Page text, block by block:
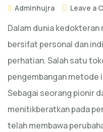
Adminhujra Leave a
Dalam dunia
bersifat personal dan
perhatian. Salah satu
pengembangan metode
Sebagai seorang pionir
menitikberatkan pada
telah membawa